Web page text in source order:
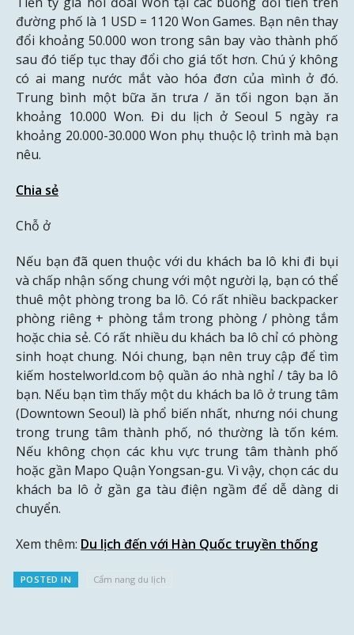
đường phố là 1 USD = 1120 Won Games. Bạn nên thay
đổi khoảng 50.000 won trong sân bay vào thành phố
sau đó tiếp tục thay đổi cho giá tốt hơn. Chú ý không
có ai mang nước mắt vào hóa đơn của mình ở đó.
Trung bình một bữa ăn trưa / ăn tối ngon bạn ăn
khoảng 10.000 Won. Đi du lịch ở Seoul 5 ngày ra
khoảng 20.000-30.000 Won phụ thuộc lộ trình mà bạn
nêu.
Chia sẻ
Chỗ ở
Nếu bạn đã quen thuộc với du khách ba lô khi đi bụi
và chấp nhận sống chung với một người lạ, bạn có thể
thuê một phòng trong ba lô. Có rất nhiều backpacker
phòng riêng + phòng tắm trong phòng / phòng tắm
hoặc chia sẻ. Có rất nhiều du khách ba lô chỉ có phòng
sinh hoạt chung. Nói chung, bạn nên truy cập để tìm
kiếm hostelworld.com bộ quần áo nhà nghỉ / tây ba lô
bạn. Nếu bạn tìm thấy một du khách ba lô ở trung tâm
(Downtown Seoul) là phổ biến nhất, nhưng nói chung
trong trung tâm thành phố, nó thường là tốn kém.
Nếu không chọn các khu vực trung tâm thành phố
hoặc gần Mapo Quận Yongsan-gu. Vì vậy, chọn các du
khách ba lô ở gần ga tàu điện ngầm để dễ dàng di
chuyển.
Xem thêm: Du lịch đến với Hàn Quốc truyền thống
POSTED IN Cẩm nang du lịch